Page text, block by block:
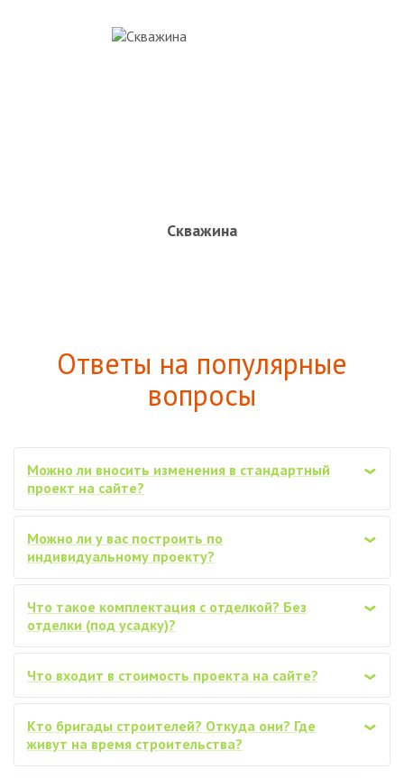
Скважина
Ответы на популярные
вопросы
‹
Можно ли вносить изменения в стандартный
проект на сайте?
‹
Можно ли у вас построить по
индивидуальному проекту?
‹
Что такое комплектация с отделкой? Без
отделки (под усадку)?
‹
Что входит в стоимость проекта на сайте?
‹
Кто бригады строителей? Откуда они? Где
живут на время строительства?